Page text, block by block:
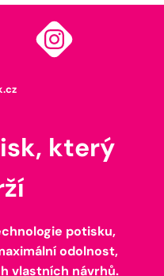
který
potisku,
odolnost,
vlastních návrhů.